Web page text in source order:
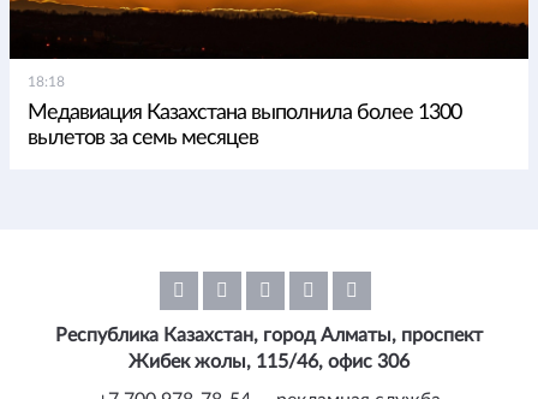
18:18
Медавиация Казахстана выполнила более 1300
вылетов за семь месяцев
Республика Казахстан, город Алматы, проспект
Жибек жолы, 115/46, офис 306